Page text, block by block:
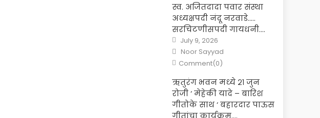
स्व. अजितदादा पवार संस्था
अध्यक्षपदी नंदू नरवाडे…..
सरचिटणीसपदी गायधनी….
Posted
on
July 9, 2026
Author
Noor Sayyad
Comment(0)
ऋतुरंग भवन मध्ये २१ जुन
रोजी ‘ मेहेकी यादे – बारिश
गीतोके साथ ‘ बहारदार पाऊस
गीतांचा कार्यक्रम….